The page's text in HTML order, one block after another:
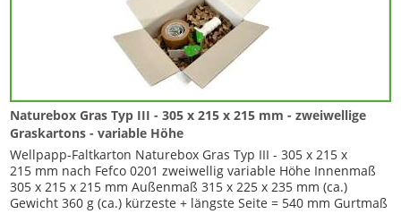
Naturebox Gras Typ III - 305 x 215 x 215 mm - zweiwellige
Graskartons - variable Höhe
Wellpapp-Faltkarton Naturebox Gras Typ III - 305 x 215 x
215 mm nach Fefco 0201 zweiwellig variable Höhe Innenmaß
305 x 215 x 215 mm Außenmaß 315 x 225 x 235 mm (ca.)
Gewicht 360 g (ca.) kürzeste + längste Seite = 540 mm Gurtmaß